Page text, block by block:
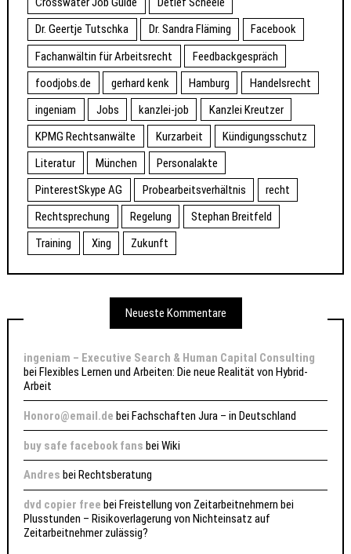
Dr. Geertje Tutschka
Dr. Sandra Fläming
Facebook
Fachanwältin für Arbeitsrecht
Feedbackgespräch
foodjobs.de
gerhard kenk Hamburg
Handelsrecht
ingeniam
Jobs kanzlei-job
Kanzlei Kreutzer
KPMG Rechtsanwälte
Kurzarbeit
Kündigungsschutz
Literatur
München
Personalakte
PinterestSkype AG
Probearbeitsverhältnis
recht
Rechtsprechung
Regelung
Stephan Breitfeld
Training
Xing Zukunft
Neueste Kommentare
ingeniam – Executive Search & Human Capital Consulting
beiFlexibles Lernen und Arbeiten: Die neue Realität von Hybrid-
Arbeit
Honoro@email.de beiFachschaften Jura – in Deutschland
buy safe facebook fans beiWiki
Andres bei Rechtsberatung
dvd copier free beiFreistellung von Zeitarbeitnehmern bei
Plusstunden – Risikoverlagerung von Nichteinsatz auf
Zeitarbeitnehmer zulässig?